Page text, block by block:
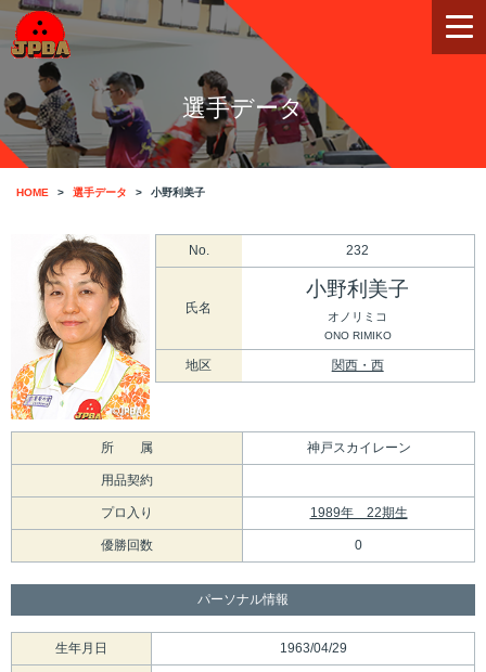
選手データ
HOME 選手データ 小野利美子
No. 232
氏名
小野利美子
オノリミコ
ONO RIMIKO
地区 関西・西
所 属 神戸スカイレーン
用品契約
プロ入り 1989年 22期生
優勝回数 0
パーソナル情報
生年月日 1963/04/29